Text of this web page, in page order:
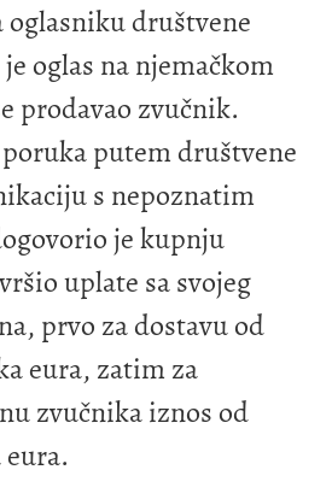
oglasniku društvene
oglas na njemačkom
prodavao zvučnik.
putem društvene
s nepoznatim
je kupnju
uplate sa svojeg
prvo za dostavu od
eura, zatim za
zvučnika iznos od